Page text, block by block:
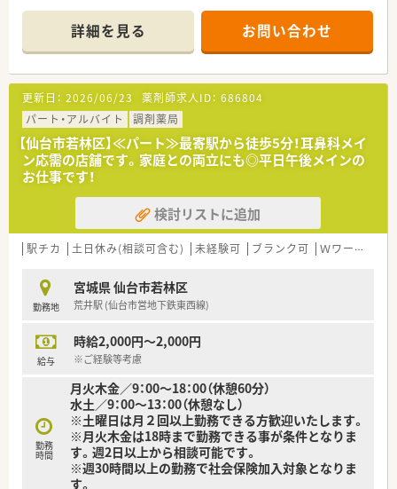
医療に密着したサービスを提供しています。
■常勤の薬剤師が3名、事務スタッフが2名在籍しており、協力し
合いながら日々の業務に取り組んでいます。
【募集背景と求める人物像について】
■今回は欠員補充ならびに体制強化のための急募となっており、
すぐにでもご活躍いただける方を求めています。
■在宅医療業務への意欲が高く、フットワーク軽くさまざまな業
務に取り組んでいただける方を歓迎いたします。
■コミュニケーション能力に長けており、周囲と円滑な人間関係
を築きながら業務を進められる方が理想的です。
【法人特徴について】
■東北および関東エリアを中心として、広範なネットワークで多
数の調剤薬局チェーンを店舗展開しています。
居宅や施設など幅広い在宅医療に対応しています。
■今後の業界を見据えて薬局ビジョンに沿った運営を行い、調剤
の機械化やシステム導入にも積極的な企業です。
【求人情報について】
■正社員の勤務薬剤師としてご入社いただき、服薬指導や監査、
■新卒や未経験の方、ブランクがある方も応募可能となってお
り、幅広い層の薬剤師を積極的に受け入れています。
■入社半年後には法定通り有給休暇が付与されるほか、夏季休暇
や年末年始などの長期休暇制度も充実しています。
【勤務実態について】
■月曜日から金曜日は9時から18時まで、土曜日は9時から13時
詳細を見る お問い合わせ
更新日： 2026/06/23 薬剤師求人ID： 686804
パート・アルバイト
調剤薬局
【仙台市若林区】≪パート≫最寄駅から徒歩5分！耳鼻科メイ
ン応需の店舗です。家庭との両立にも◎平日午後メインの
お仕事です！
検討リストに追加
駅チカ 土日休み(相談可含む) 未経験可 ブランク可 Ｗワーク可
勤務地
宮城県 仙台市若林区
荒井駅 (仙台市営地下鉄東西線)
給与
時給2,000円～2,000円
※ご経験等考慮
勤務
時間
月火木金／9：00～18：00（休憩60分）
水土／9：00～13：00（休憩なし）
※土曜日は月２回以上勤務できる方歓迎いたします。
※月火木金は18時まで勤務できる事が条件となりま
す。週2日以上から相談可能です。
※週30時間以上の勤務で社会保険加入対象となりま
す。